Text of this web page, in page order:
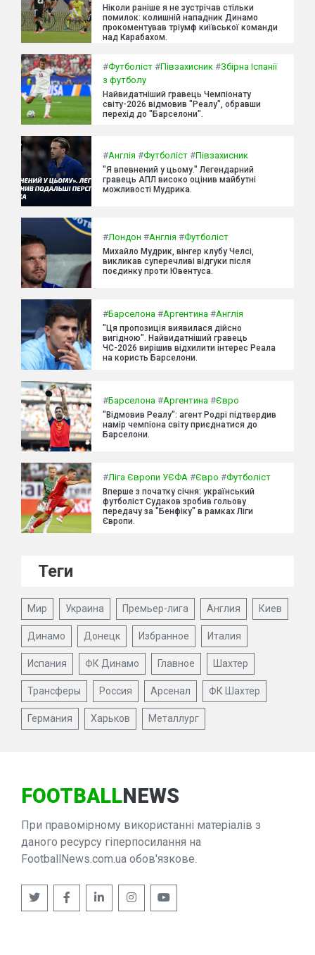
Ніколи раніше я не зустрічав стільки
помилок: колишній нападник Динамо
прокоментував тріумф київської команди
над Карабахом.
#Футболіст #Півзахисник #Збірна Іспанії
з футболу
Найвидатніший гравець Чемпіонату
світу-2026 відмовив "Реалу", обравши
перехід до "Барселони".
#Англія #Футболіст #Півзахисник
"Я впевнений у цьому." Легендарний
гравець АПЛ високо оцінив майбутні
можливості Мудрика.
#Лондон #Англія #Футболіст
Михайло Мудрик, вінгер клубу Челсі,
викликав суперечливі відгуки після
поєдинку проти Ювентуса.
#Барселона #Аргентина #Англія
"Ця пропозиція виявилася дійсно
вигідною". Найвидатніший гравець
ЧС-2026 вирішив відхилити інтерес Реала
на користь Барселони.
#Барселона #Аргентина #Євро
"Відмовив Реалу": агент Родрі підтвердив
намір чемпіона світу приєднатися до
Барселони.
#Ліга Європи УЄФА #Євро #Футболіст
Вперше з початку січня: український
футболіст Судаков зробив гольову
передачу за "Бенфіку" в рамках Ліги
Європи.
Теги
Мир Украина Премьер-лига Англия Киев
Динамо Донецк Избранное Италия
Испания ФК Динамо Главное Шахтер
Трансферы Россия Арсенал ФК Шахтер
Германия Харьков Металлург
FOOTBALLNEWS
При правомірному використанні матеріалів з
даного ресурсу гіперпосилання на
FootballNews.com.ua обов'язкове.